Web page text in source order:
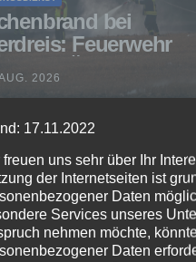
bei
Feuerwehr
Übergreifen
2026
17.11.2022
freuen uns sehr über Ihr
der Internetseiten ist
Daten
Services unseres
nehmen möchte,
Daten